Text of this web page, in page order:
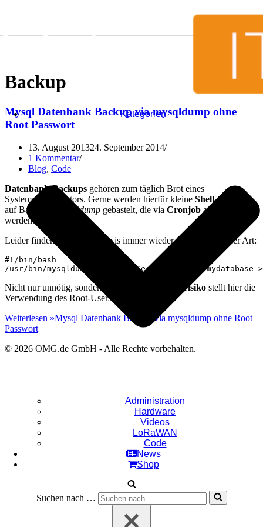
Kategorien
Administration
Hardware
Videos
LoRaWAN
Code
News
Shop
Suchen nach …
Backup
Mysql Datenbank Backup via mysqldump ohne
Root Passwort
13. August 201324. September 2014
1 Kommentar
Blog, Code
Datenbank-Backups gehören zum täglich Brot eines
Systemadministrators. Gerne werden hierfür kleine Shell-Skripte
auf Basis von
mysqldump gebastelt, die via Cronjobangestoßen
werden.
Leider finden sich in der Praxis immer wieder Skripte folgender Art:
#!/bin/bash
/usr/bin/mysqldump -uroot -pSecretPassword mydatabase >
Nicht nur unnötig, sondern auch ein Sicherheitsrisiko stellt hier die
Verwendung des Root-Users dar.
Weiterlesen »Mysql Datenbank Backup via mysqldump ohne Root
Passwort
© 2026 OMG.de GmbH - Alle Rechte vorbehalten.